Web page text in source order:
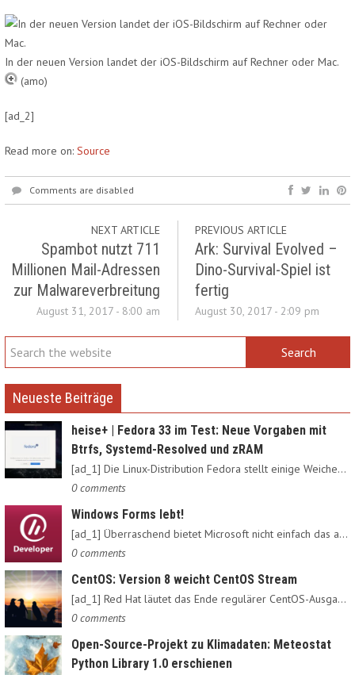
In der neuen Version landet der iOS-Bildschirm auf Rechner oder Mac.
(amo)
[ad_2]
Read more on: Source
Comments are disabled
NEXT ARTICLE
Spambot nutzt 711
Millionen Mail-Adressen
zur Malwareverbreitung
August 31, 2017 - 8:00 am
PREVIOUS ARTICLE
Ark: Survival Evolved –
Dino-Survival-Spiel ist
fertig
August 30, 2017 - 2:09 pm
Neueste Beiträge
heise+ | Fedora 33 im Test: Neue Vorgaben mit
Btrfs, Systemd-Resolved und zRAM
[ad_1] Die Linux-Distribution Fedora stellt einige Weichen neu:…
0 comments
Windows Forms lebt!
[ad_1] Überraschend bietet Microsoft nicht einfach das alte…
0 comments
CentOS: Version 8 weicht CentOS Stream
[ad_1] Red Hat läutet das Ende regulärer CentOS-Ausgaben ein:…
0 comments
Open-Source-Projekt zu Klimadaten: Meteostat
Python Library 1.0 erschienen